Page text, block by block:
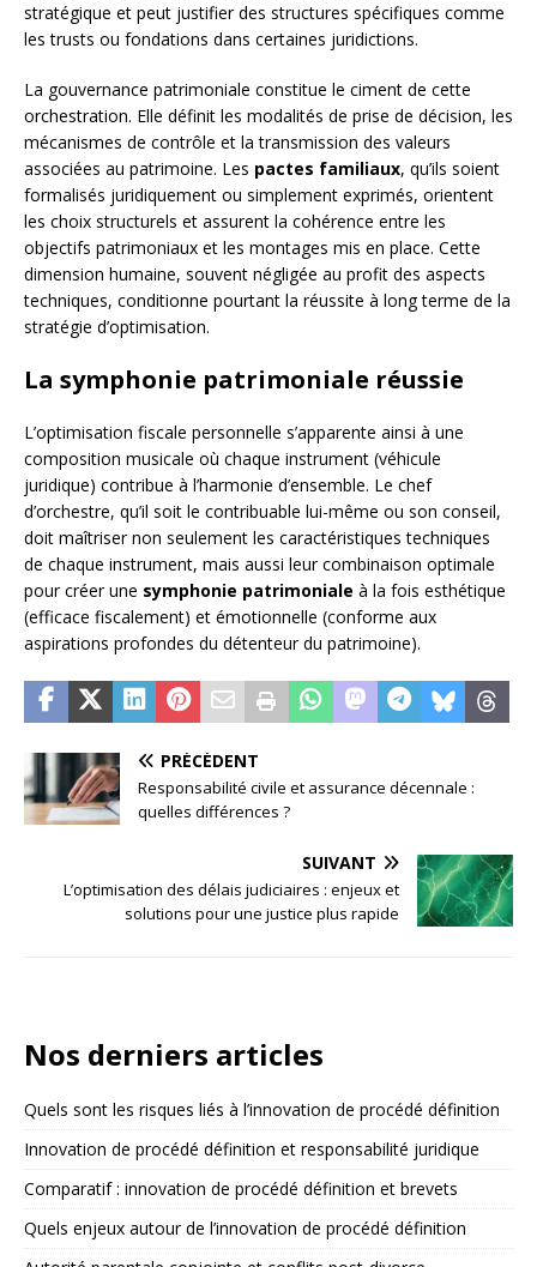
stratégique et peut justifier des structures spécifiques comme
les trusts ou fondations dans certaines juridictions.
La gouvernance patrimoniale constitue le ciment de cette
orchestration. Elle définit les modalités de prise de décision, les
mécanismes de contrôle et la transmission des valeurs
associées au patrimoine. Les pactes familiaux, qu’ils soient
formalisés juridiquement ou simplement exprimés, orientent
les choix structurels et assurent la cohérence entre les
objectifs patrimoniaux et les montages mis en place. Cette
dimension humaine, souvent négligée au profit des aspects
techniques, conditionne pourtant la réussite à long terme de la
stratégie d’optimisation.
La symphonie patrimoniale réussie
L’optimisation fiscale personnelle s’apparente ainsi à une
composition musicale où chaque instrument (véhicule
juridique) contribue à l’harmonie d’ensemble. Le chef
d’orchestre, qu’il soit le contribuable lui-même ou son conseil,
doit maîtriser non seulement les caractéristiques techniques
de chaque instrument, mais aussi leur combinaison optimale
pour créer une symphonie patrimoniale à la fois esthétique
(efficace fiscalement) et émotionnelle (conforme aux
aspirations profondes du détenteur du patrimoine).
PRÉCÉDENT
Responsabilité civile et assurance décennale :
quelles différences ?
SUIVANT
L’optimisation des délais judiciaires : enjeux et
solutions pour une justice plus rapide
Nos derniers articles
Quels sont les risques liés à l’innovation de procédé définition
Innovation de procédé définition et responsabilité juridique
Comparatif : innovation de procédé définition et brevets
Quels enjeux autour de l’innovation de procédé définition